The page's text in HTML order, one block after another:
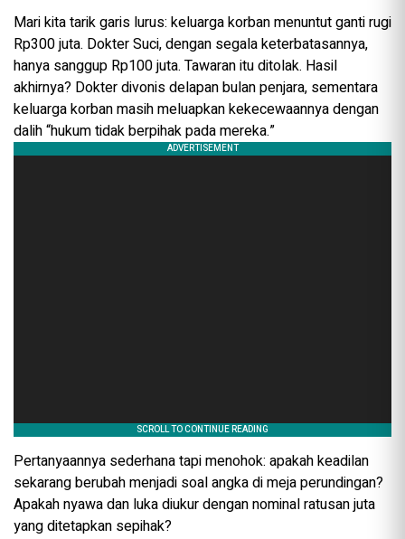
Mari kita tarik garis lurus: keluarga korban menuntut ganti rugi
Rp300 juta. Dokter Suci, dengan segala keterbatasannya,
hanya sanggup Rp100 juta. Tawaran itu ditolak. Hasil
akhirnya? Dokter divonis delapan bulan penjara, sementara
keluarga korban masih meluapkan kekecewaannya dengan
dalih “hukum tidak berpihak pada mereka.”
Pertanyaannya sederhana tapi menohok: apakah keadilan
sekarang berubah menjadi soal angka di meja perundingan?
Apakah nyawa dan luka diukur dengan nominal ratusan juta
yang ditetapkan sepihak?